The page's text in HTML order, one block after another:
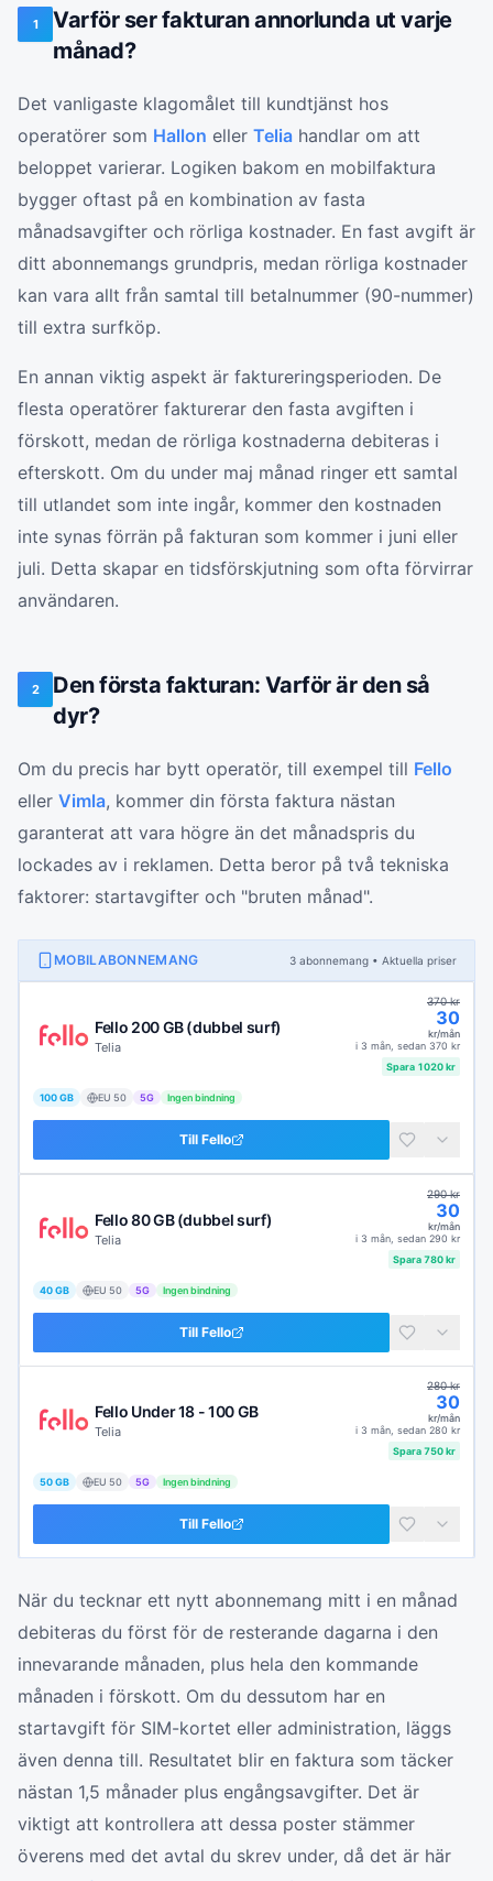
1
Varför ser fakturan annorlunda ut varje
månad?
Det vanligaste klagomålet till kundtjänst hos
operatörer som Hallon eller Telia handlar om att
beloppet varierar. Logiken bakom en mobilfaktura
bygger oftast på en kombination av fasta
månadsavgifter och rörliga kostnader. En fast avgift är
ditt abonnemangs grundpris, medan rörliga kostnader
kan vara allt från samtal till betalnummer (90-nummer)
till extra surfköp.
En annan viktig aspekt är faktureringsperioden. De
flesta operatörer fakturerar den fasta avgiften i
förskott, medan de rörliga kostnaderna debiteras i
efterskott. Om du under maj månad ringer ett samtal
till utlandet som inte ingår, kommer den kostnaden
inte synas förrän på fakturan som kommer i juni eller
juli. Detta skapar en tidsförskjutning som ofta förvirrar
användaren.
2
Den första fakturan: Varför är den så
dyr?
Om du precis har bytt operatör, till exempel till Fello
eller Vimla, kommer din första faktura nästan
garanterat att vara högre än det månadspris du
lockades av i reklamen. Detta beror på två tekniska
faktorer: startavgifter och "bruten månad".
MOBILABONNEMANG 3 abonnemang • Aktuella priser
Fello 200 GB (dubbel surf)
Telia
370kr
30
kr/mån
i 3 mån , sedan 370 kr
Spara 1020kr
100 GB EU 50 5G Ingen bindning
Till Fello
Fello 80 GB (dubbel surf)
Telia
290kr
30
kr/mån
i 3 mån , sedan 290 kr
Spara780kr
40 GB EU 50 5G Ingen bindning
Till Fello
Fello Under 18 - 100 GB
Telia
280kr
30
kr/mån
i 3 mån , sedan 280 kr
Spara750kr
50 GB EU 50 5G Ingen bindning
Till Fello
När du tecknar ett nytt abonnemang mitt i en månad
debiteras du först för de resterande dagarna i den
innevarande månaden, plus hela den kommande
månaden i förskott. Om du dessutom har en
startavgift för SIM-kortet eller administration, läggs
även denna till. Resultatet blir en faktura som täcker
nästan 1,5 månader plus engångsavgifter. Det är
viktigt att kontrollera att dessa poster stämmer
överens med det avtal du skrev under, då det är här